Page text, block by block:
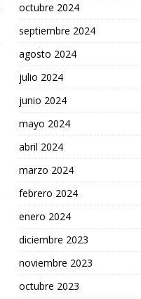
octubre 2024
septiembre 2024
agosto 2024
julio 2024
junio 2024
mayo 2024
abril 2024
marzo 2024
febrero 2024
enero 2024
diciembre 2023
noviembre 2023
octubre 2023